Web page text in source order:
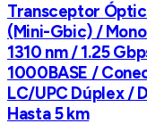
Transceptor
(Mini-Gbic) /
1310 nm / 1.25
1000BASE /
LC/UPC Dúplex /
Hasta 5 km